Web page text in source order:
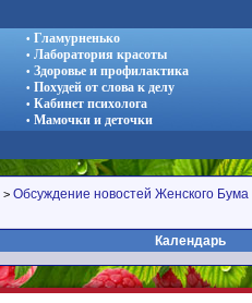
• Гламурненько
• Лаборатория красоты
• Здоровье и профилактика
• Похудей от слова к делу
• Кабинет психолога
• Мамочки и деточки
> Обсуждение новостей Женского Бума
Календарь